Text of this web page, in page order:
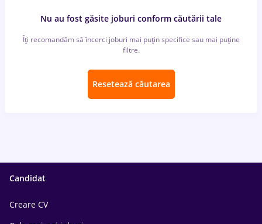
Nu au fost găsite joburi conform căutării tale
Îți recomandăm să încerci joburi mai puțin specifice sau mai puține
filtre.
Resetează căutarea
Candidat
Creare CV